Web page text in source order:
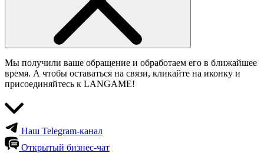
Мы получили ваше обращение и обработаем его в ближайшее
время. А чтобы оставаться на связи, кликайте на иконку и
присоединяйтесь к LANGAME!
Наш Telegram-канал
Открытый бизнес-чат